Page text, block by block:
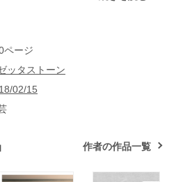
った魅力が詰まっています。漢字や
再現。中也が見ていた詩の世界を視
しました。
ページ
ッタストーン
02/15
作者の作品一覧